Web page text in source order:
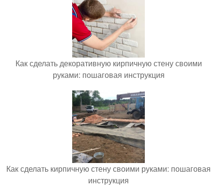
Как сделать декоративную кирпичную стену своими
руками: пошаговая инструкция
Как сделать кирпичную стену своими руками: пошаговая
инструкция